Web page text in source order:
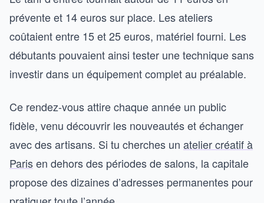
prévente et 14 euros sur place. Les ateliers
coûtaient entre 15 et 25 euros, matériel fourni. Les
débutants pouvaient ainsi tester une technique sans
investir dans un équipement complet au préalable.
Ce rendez-vous attire chaque année un public
fidèle, venu découvrir les nouveautés et échanger
avec des artisans. Si tu cherches un atelier créatif à
Parisen dehors des périodes de salons, la capitale
propose des dizaines d’adresses permanentes pour